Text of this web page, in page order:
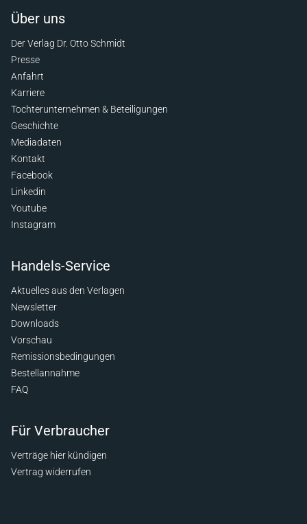
Über uns
Der Verlag Dr. Otto Schmidt
Presse
Anfahrt
Karriere
Tochterunternehmen & Beteiligungen
Geschichte
Mediadaten
Kontakt
Facebook
Linkedin
Youtube
Instagram
Handels-Service
Aktuelles aus den Verlagen
Newsletter
Downloads
Vorschau
Remissionsbedingungen
Bestellannahme
FAQ
Für Verbraucher
Verträge hier kündigen
Vertrag widerrufen